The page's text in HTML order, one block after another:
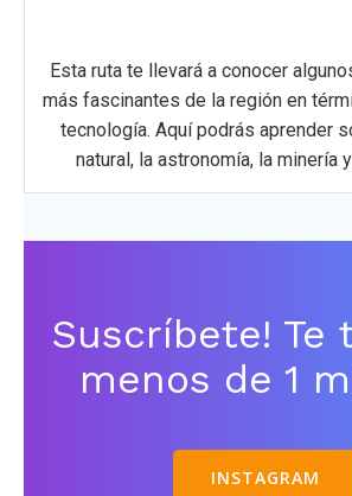
Esta ruta te llevará a conocer
más fascinantes de la región en
tecnología. Aquí podrás aprender
natural, la astronomía, la minería
Suscríbete! Te
menos de 1
INSTAGRAM